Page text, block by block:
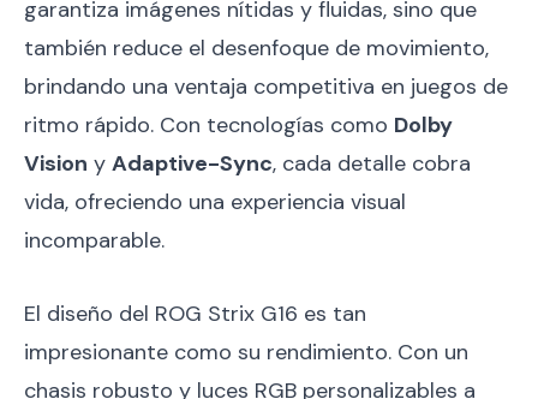
garantiza imágenes nítidas y fluidas, sino que
también reduce el desenfoque de movimiento,
brindando una ventaja competitiva en juegos de
ritmo rápido. Con tecnologías como Dolby
Vision y Adaptive-Sync, cada detalle cobra
vida, ofreciendo una experiencia visual
incomparable.
El diseño del ROG Strix G16 es tan
impresionante como su rendimiento. Con un
chasis robusto y luces RGB personalizables a